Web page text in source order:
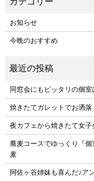
お知らせ
今晩のおすすめ
同窓会にもピッタリの個
焼きたてガレットでお洒落
夜カフェから焼きたて女子
蕎麦コースでゆっくり『
麦
阿佐ヶ谷姉妹も喜んだ♪ア